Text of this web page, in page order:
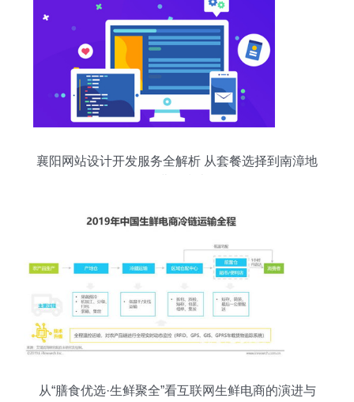
襄阳网站设计开发服务全解析 从套餐选择到南漳地
从“膳食优选·生鲜聚全”看互联网生鲜电商的演进与